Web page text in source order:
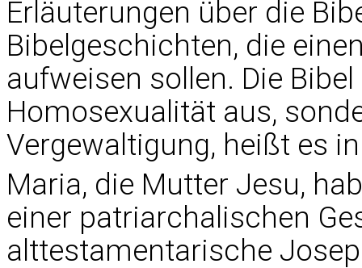
Erläuterungen über die
Bibelgeschichten, die
aufweisen sollen. Die
Homosexualität aus,
Vergewaltigung, heißt es
Maria, die Mutter Jesu,
einer patriarchalischen
alttestamentarische